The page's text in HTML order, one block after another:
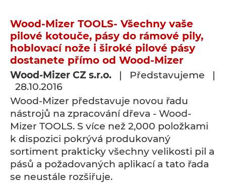
Wood-Mizer TOOLS- Všechny vaše
pilové kotouče, pásy do rámové pily,
hoblovací nože i široké pilové pásy
dostanete přímo od Wood-Mizer
Wood-Mizer CZ s.r.o. | Představujeme |
28.10.2016
Wood-Mizer představuje novou řadu
nástrojů na zpracování dřeva - Wood-
Mizer TOOLS. S více než 2,000 položkami
k dispozici pokrývá produkovaný
sortiment prakticky všechny velikosti pil a
pásů a požadovaných aplikací a tato řada
se neustále rozšiřuje.